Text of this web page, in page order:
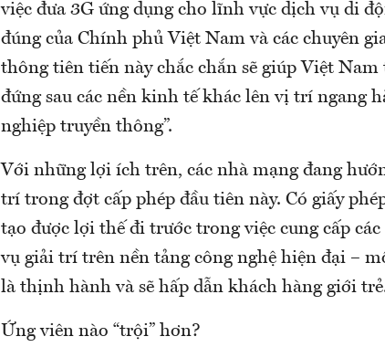
việc đưa 3G ứng dụng cho lĩnh vực dịch vụ di
đúng của Chính phủ Việt Nam và các chuyên
thông tiên tiến này chắc chắn sẽ giúp Việt
đứng sau các nền kinh tế khác lên vị trí ngang
nghiệp truyền thông”.
Với những lợi ích trên, các nhà mạng đang
trí trong đợt cấp phép đầu tiên này. Có giấy
tạo được lợi thế đi trước trong việc cung cấp
vụ giải trí trên nền tảng công nghệ hiện đại –
là thịnh hành và sẽ hấp dẫn khách hàng giới
Ứng viên nào “trội” hơn?